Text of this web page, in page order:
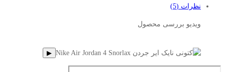
نظرات (5)
ویدیو بررسی محصول
▶